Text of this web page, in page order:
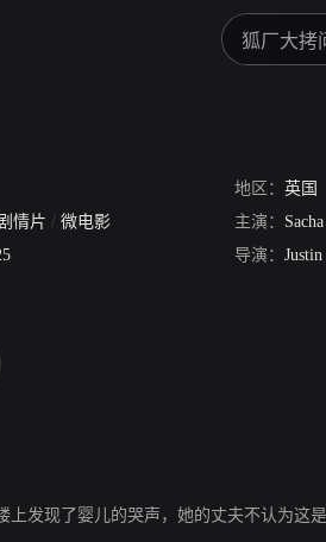
地区： 英国
情片 / 微电影 主演：
导演：
上发现了婴儿的哭声，她的丈夫不认为